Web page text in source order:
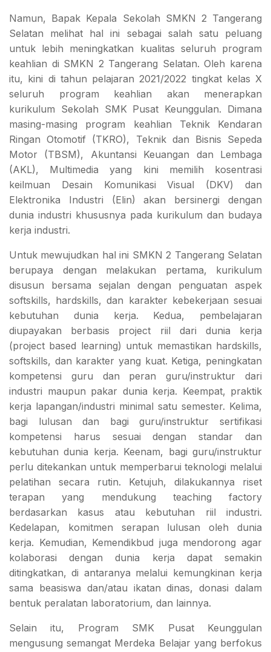
Namun, Bapak Kepala Sekolah SMKN 2 Tangerang
Selatan melihat hal ini sebagai salah satu peluang
untuk lebih meningkatkan kualitas seluruh program
keahlian di SMKN 2 Tangerang Selatan. Oleh karena
itu, kini di tahun pelajaran 2021/2022 tingkat kelas X
seluruh program keahlian akan menerapkan
kurikulum Sekolah SMK Pusat Keunggulan. Dimana
masing-masing program keahlian Teknik Kendaran
Ringan Otomotif (TKRO), Teknik dan Bisnis Sepeda
Motor (TBSM), Akuntansi Keuangan dan Lembaga
(AKL), Multimedia yang kini memilih kosentrasi
keilmuan Desain Komunikasi Visual (DKV) dan
Elektronika Industri (Elin) akan bersinergi dengan
dunia industri khususnya pada kurikulum dan budaya
kerja industri.
Untuk mewujudkan hal ini SMKN 2 Tangerang Selatan
berupaya dengan melakukan pertama, kurikulum
disusun bersama sejalan dengan penguatan aspek
softskills, hardskills, dan karakter kebekerjaan sesuai
kebutuhan dunia kerja. Kedua, pembelajaran
diupayakan berbasis project riil dari dunia kerja
(project based learning) untuk memastikan hardskills,
softskills, dan karakter yang kuat. Ketiga, peningkatan
kompetensi guru dan peran guru/instruktur dari
industri maupun pakar dunia kerja. Keempat, praktik
kerja lapangan/industri minimal satu semester. Kelima,
bagi lulusan dan bagi guru/instruktur sertifikasi
kompetensi harus sesuai dengan standar dan
kebutuhan dunia kerja. Keenam, bagi guru/instruktur
perlu ditekankan untuk memperbarui teknologi melalui
pelatihan secara rutin. Ketujuh, dilakukannya riset
terapan yang mendukung teaching factory
berdasarkan kasus atau kebutuhan riil industri.
Kedelapan, komitmen serapan lulusan oleh dunia
kerja. Kemudian, Kemendikbud juga mendorong agar
kolaborasi dengan dunia kerja dapat semakin
ditingkatkan, di antaranya melalui kemungkinan kerja
sama beasiswa dan/atau ikatan dinas, donasi dalam
bentuk peralatan laboratorium, dan lainnya.
Selain itu, Program SMK Pusat Keunggulan
mengusung semangat Merdeka Belajar yang berfokus